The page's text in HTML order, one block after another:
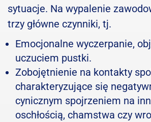
sytuacje. Na wypalenie
trzy główne czynniki, tj.
Emocjonalne wyczerpanie,
uczuciem pustki.
Zobojętnienie na kontakty
charakteryzujące się
cynicznym spojrzeniem na
oschłością, chamstwa czy